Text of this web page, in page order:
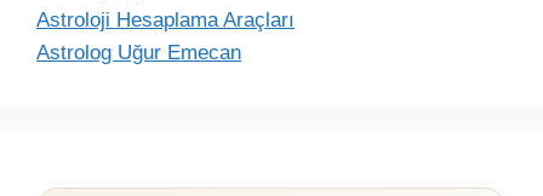
Astroloji Hesaplama Araçları
Astrolog Uğur Emecan